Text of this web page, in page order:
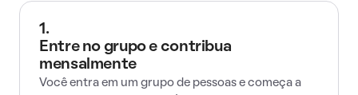
1.
Entre no grupo e contribua
mensalmente
Você entra em um grupo de pessoas e começa a